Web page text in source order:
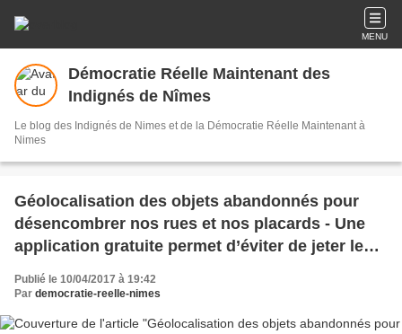
MENU
Démocratie Réelle Maintenant des
Indignés de Nîmes
Le blog des Indignés de Nimes et de la Démocratie Réelle Maintenant à
Nimes
Géolocalisation des objets abandonnés pour
désencombrer nos rues et nos placards - Une
application gratuite permet d’éviter de jeter les
objets dont on souhaite se séparer
Publié le 10/04/2017 à 19:42
Par democratie-reelle-nimes